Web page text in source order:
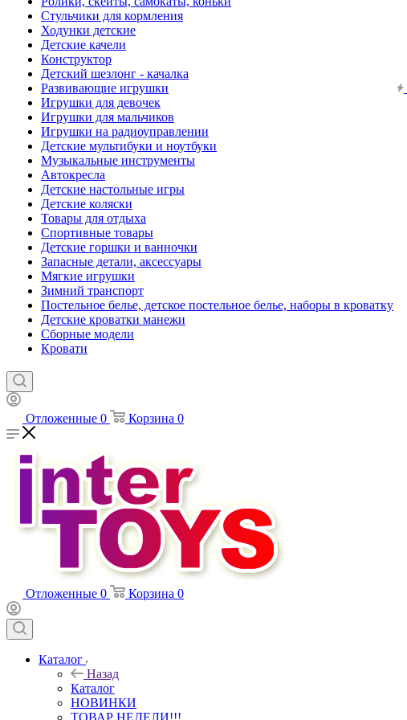
Стульчики для кормления
Ходунки детские
Детские качели
Конструктор
Детский шезлонг - качалка
Развивающие игрушки
Игрушки для девочек
Игрушки для мальчиков
Игрушки на радиоуправлении
Детские мультибуки и ноутбуки
Музыкальные инструменты
Автокресла
Детские настольные игры
Детские коляски
Товары для отдыха
Спортивные товары
Детские горшки и ванночки
Запасные детали, аксессуары
Мягкие игрушки
Зимний транспорт
Постельное белье, детское постельное белье, наборы в кроватку
Детские кроватки манежи
Сборные модели
Кровати
Отложенные 0 Корзина 0
Отложенные 0 Корзина 0
Каталог
Назад
Каталог
НОВИНКИ
ТОВАР НЕДЕЛИ!!!